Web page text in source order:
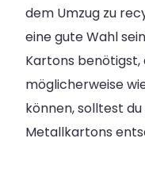
dem Umzug zu
eine gute Wahl
Kartons
möglicherweise
können, solltest
Metallkartons